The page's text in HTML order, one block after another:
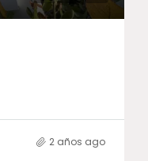
2 años ago